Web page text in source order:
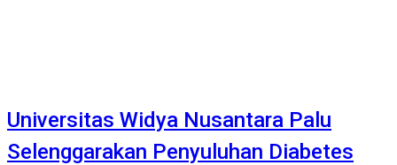
Universitas Widya Nusantara Palu
Selenggarakan Penyuluhan Diabetes